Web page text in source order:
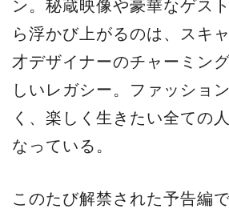
ン。秘蔵映像や豪華なゲス
ら浮かび上がるのは、スキ
才デザイナーのチャーミン
しいレガシー。ファッショ
く、楽しく生きたい全ての
なっている。
このたび解禁された予告編